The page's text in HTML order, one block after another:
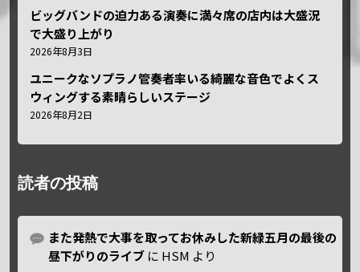
ビッグバンドの迫力ある演奏に満々席の店内は大盛況
で大盛り上がり
2026年8月3日
ユニークなソプラノ管奏者率いる綺麗な音色でよくス
ウィングする素晴らしいステージ
2026年8月2日
読者の投稿
また発熱で大事を取ってお休みした新緑五月の最後の
昼下がりのライブ に HSM より